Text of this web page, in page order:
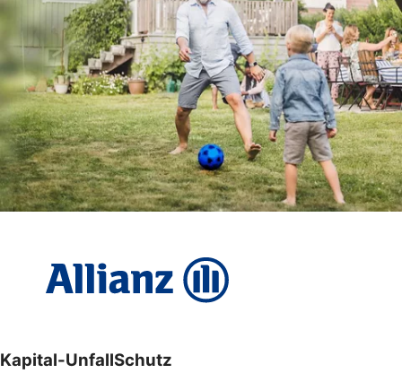
Kapital-UnfallSchutz